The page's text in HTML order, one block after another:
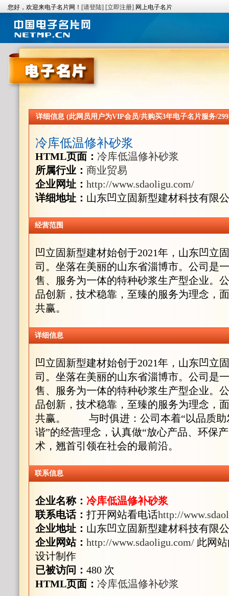
您好，欢迎来电子名片网！ [请登陆] [立即注册] 网上电子名片
详细信息 (此网员用户为VIP会员/共购买3年电子名片服务/
冷库低温修补砂浆
HTML页面： 冷库低温修补砂浆
所属行业： 商业贸易
企业网址： http://www.sdaoligu.com/
详细地址： 山东凹立固新型建材科技有限
经营范围
凹立固新型建材始创于2021年，山东凹立
司。坐落在美丽的山东省淄博市。公司是
售、服务为一体的特种砂浆生产型企业。
品创新，技术稳靠，至臻的服务为理念，
共赢。
详细信息
凹立固新型建材始创于2021年，山东凹立
司。坐落在美丽的山东省淄博市。公司是
售、服务为一体的特种砂浆生产型企业。
品创新，技术稳靠，至臻的服务为理念，
共赢。 与时俱进：公司本着“以品质助
谐”的经营理念，认真做“放心产品、环保
术，翘首引领在社会的最前沿。
联系信息
企业名称： 冷库低温修补砂浆
联系电话： 打开网站看电话http://
企业地址： 山东凹立固新型建材科技有限
企业网站： http://www.sdaoligu.com/ 此网
设计制作
已被访问： 480 次
HTML页面： 冷库低温修补砂浆